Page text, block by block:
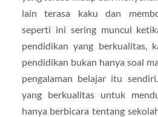
lain terasa kaku dan
seperti ini sering muncul
pendidikan yang berkualitas,
pendidikan bukan hanya soal
pengalaman belajar itu
yang berkualitas untuk
hanya berbicara tentang